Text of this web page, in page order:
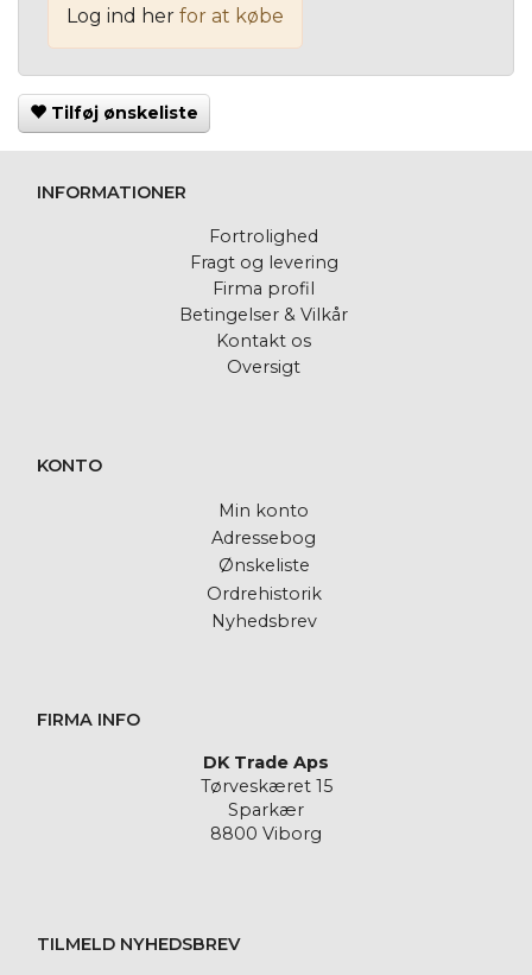
Log ind her for at købe
Tilføj ønskeliste
INFORMATIONER
Fortrolighed
Fragt og levering
Firma profil
Betingelser & Vilkår
Kontakt os
Oversigt
KONTO
Min konto
Adressebog
Ønskeliste
Ordrehistorik
Nyhedsbrev
FIRMA INFO
DK Trade Aps
Tørveskæret 15
Sparkær
8800 Viborg
TILMELD NYHEDSBREV